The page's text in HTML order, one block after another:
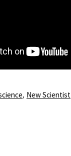
, New Scientist